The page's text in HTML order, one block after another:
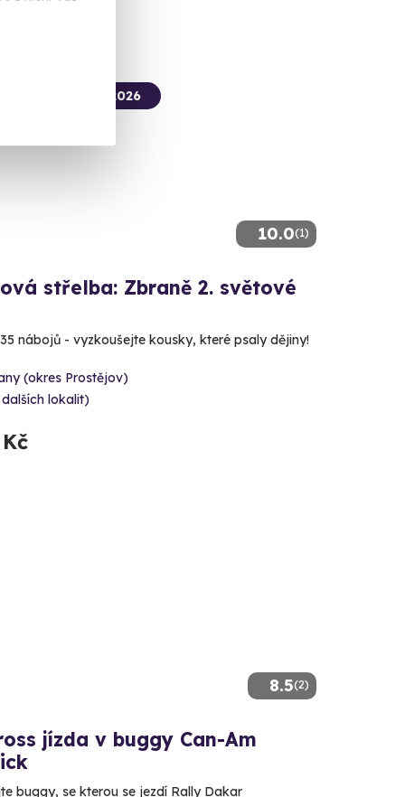
10.0(1)
už 12. 08. 2026
střelba: Zbraně 2. světové
nábojů - vyzkoušejte kousky, které psaly dějiny!
(okres Prostějov)
lokalit)
8.5(2)
jízda v buggy Can-Am
buggy, se kterou se jezdí Rally Dakar